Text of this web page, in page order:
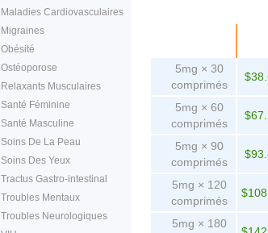
Maladies Cardiovasculaires
Migraines
Obésité
Ostéoporose
Relaxants Musculaires
Santé Féminine
Santé Masculine
Soins De La Peau
Soins Des Yeux
Tractus Gastro-intestinal
Troubles Mentaux
Troubles Neurologiques
5mg × 30
comprimés
5mg × 60
comprimés
5mg × 90
comprimés
5mg × 120
comprimés
5mg × 180